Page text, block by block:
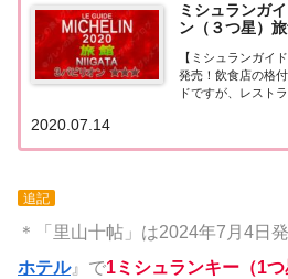
ミシュランガ
ン（３つ星）
【ミシュランガイ
発売！飲食店の格
ドですが、レスト
ュランガイド新潟
★★★を一覧にまと
2020.07.14
追記
＊「里山十帖」は2024年7月4日
ホテル』で1ミシュランキー（1つ